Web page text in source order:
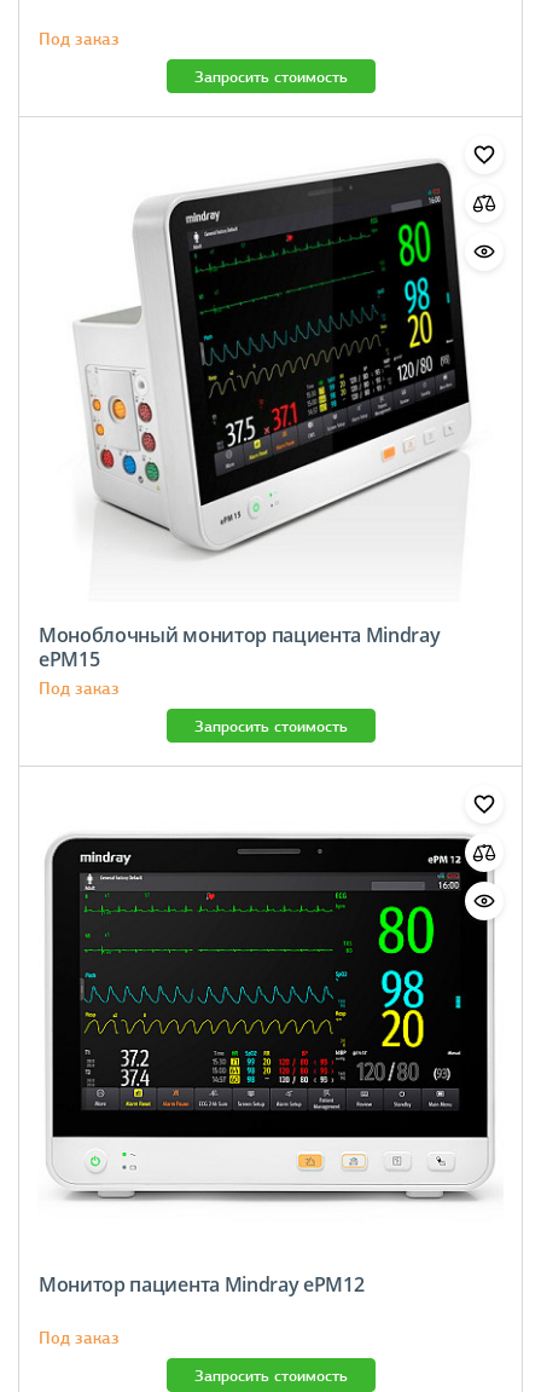
Под заказ
Запросить стоимость
Моноблочный монитор пациента Mindray
ePM15
Под заказ
Запросить стоимость
Монитор пациента Mindray ePM12
Под заказ
Запросить стоимость